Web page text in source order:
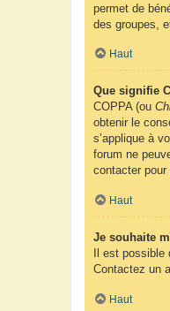
permet de
des groupes,
Haut
Que signifie
COPPA (ou
obtenir le
s’applique à
forum ne
contacter
Haut
Je souhaite
Il est
Contactez un
Haut